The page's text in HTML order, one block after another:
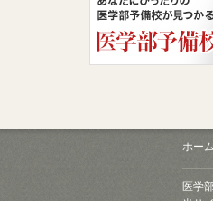
ホーム
医学